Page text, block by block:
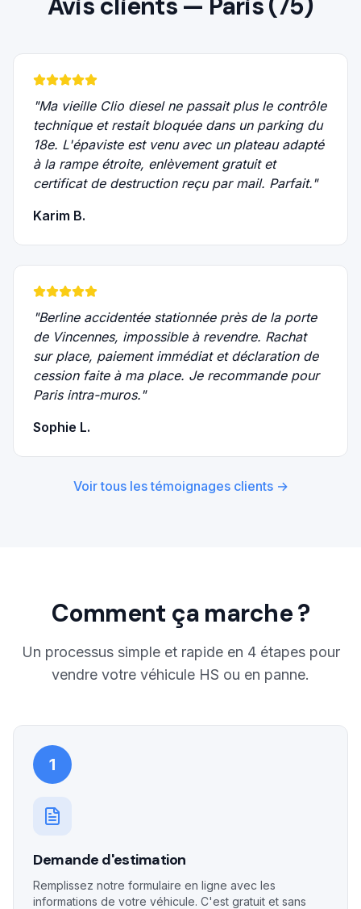
"Ma vieille Clio diesel ne passait plus le contrôle
technique et restait bloquée dans un parking du
18e. L'épaviste est venu avec un plateau adapté
à la rampe étroite, enlèvement gratuit et
certificat de destruction reçu par mail. Parfait."
Karim B.
"Berline accidentée stationnée près de la porte
de Vincennes, impossible à revendre. Rachat
sur place, paiement immédiat et déclaration de
cession faite à ma place. Je recommande pour
Paris intra-muros."
Sophie L.
Voir tous les témoignages clients →
Comment ça marche ?
Un processus simple et rapide en 4 étapes pour
vendre votre véhicule HS ou en panne.
1
Demande d'estimation
Remplissez notre formulaire en ligne avec les
informations de votre véhicule. C'est gratuit et sans